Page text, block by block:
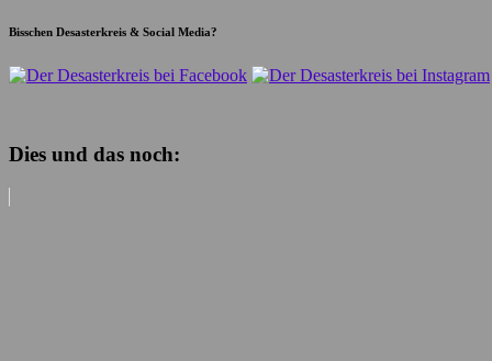
Bisschen Desasterkreis & Social Media?
Dies und das noch: